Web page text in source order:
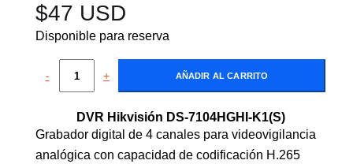
$47 USD
Disponible para reserva
- + AÑADIR AL CARRITO
DVR Hikvisión DS-7104HGHI-K1(S)
Grabador digital de 4 canales para videovigilancia
analógica con capacidad de codificación H.265